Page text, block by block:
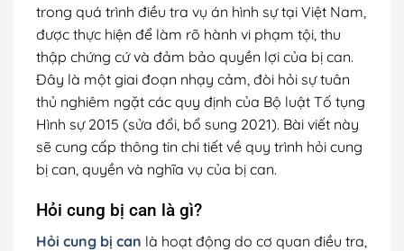
trong quá trình điều tra vụ án hình sự tại Việt Nam,
được thực hiện để làm rõ hành vi phạm tội, thu
thập chứng cứ và đảm bảo quyền lợi của bị can.
Đây là một giai đoạn nhạy cảm, đòi hỏi sự tuân
thủ nghiêm ngặt các quy định của Bộ luật Tố tụng
Hình sự 2015 (sửa đổi, bổ sung 2021). Bài viết này
sẽ cung cấp thông tin chi tiết về quy trình hỏi cung
bị can, quyền và nghĩa vụ của bị can.
Hỏi cung bị can là gì?
Hỏi cung bị can là hoạt động do cơ quan điều tra,